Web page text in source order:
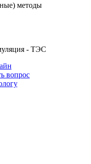
методы
- ТЭС
вопрос